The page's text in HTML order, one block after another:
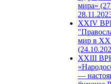
мира»
XXIV
мир в
XXIII
—